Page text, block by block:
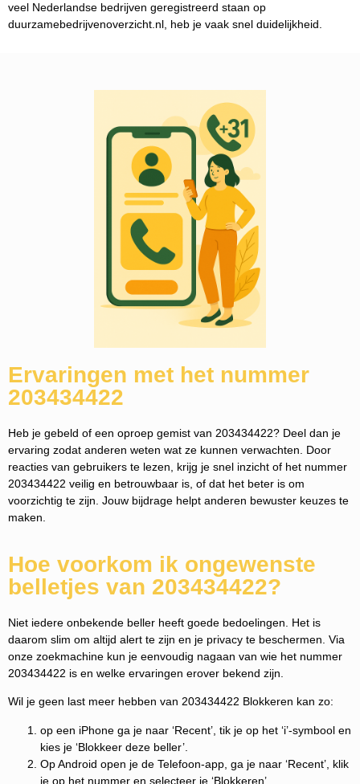
veel Nederlandse bedrijven geregistreerd staan op
duurzamebedrijvenoverzicht.nl, heb je vaak snel duidelijkheid.
Ervaringen met het nummer
203434422
Heb je gebeld of een oproep gemist van 203434422? Deel dan je
ervaring zodat anderen weten wat ze kunnen verwachten. Door
reacties van gebruikers te lezen, krijg je snel inzicht of het nummer
203434422 veilig en betrouwbaar is, of dat het beter is om
voorzichtig te zijn. Jouw bijdrage helpt anderen bewuster keuzes te
maken.
Hoe voorkom ik ongewenste
belletjes van 203434422?
Niet iedere onbekende beller heeft goede bedoelingen. Het is
daarom slim om altijd alert te zijn en je privacy te beschermen. Via
onze zoekmachine kun je eenvoudig nagaan van wie het nummer
203434422 is en welke ervaringen erover bekend zijn.
Wil je geen last meer hebben van 203434422 Blokkeren kan zo:
op een iPhone ga je naar ‘Recent’, tik je op het ‘i’-symbool en
kies je ‘Blokkeer deze beller’.
Op Android open je de Telefoon-app, ga je naar ‘Recent’, klik
je op het nummer en selecteer je ‘Blokkeren’.